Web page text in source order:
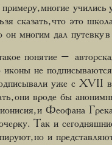
многие учились
сказать, что это
он многим дал путевку
понятие –
иконы не
уже с XVII
они вроде бы
и Феофана
Так и
но и